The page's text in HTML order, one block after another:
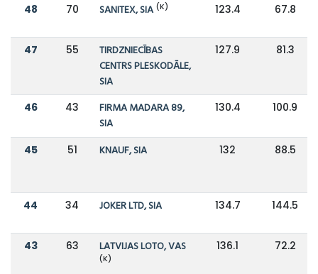
48 70 SANITEX, SIA (K) 123.4 67.8
47 55
TIRDZNIECĪBAS
CENTRS PLESKODĀLE,
SIA
127.9 81.3
46 43
FIRMA MADARA 89,
SIA
130.4 100.9
45 51 KNAUF, SIA 132 88.5
44 34 JOKER LTD, SIA 134.7 144.5
43 63 LATVIJAS LOTO, VAS
(K)
136.1 72.2